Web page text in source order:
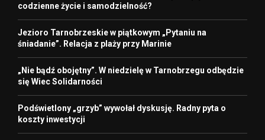
codzienne życie i samodzielność?
Jezioro Tarnobrzeskie w piątkowym „Pytaniu na
śniadanie”. Relacja z plaży przy Marinie
„Nie bądź obojętny”. W niedzielę w Tarnobrzegu odbędzie
się Wiec Solidarności
Podświetlony „grzyb” wywołał dyskusję. Radny pyta o
koszty inwestycji